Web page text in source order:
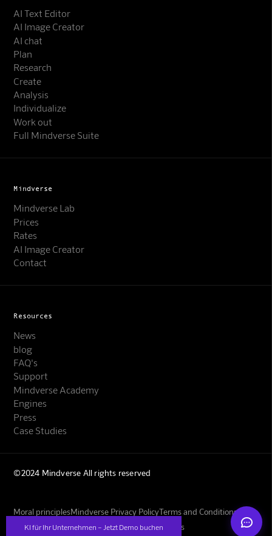
KI für Ihr Unternehmen – Jetzt Demo buchen
Online · KI-Assistent
AI Text Editor
AI Image Creator
AI chat
Plan
Research
Create
Analysis
Individualize
Work out
Full Mindverse Suite
Mindverse
Mindverse Lab
Prices
Rates
AI Image Creator
Contact
Resources
News
blog
FAQ's
Support
Mindverse Academy
Engines
Press
Case Studies
©2024 Mindverse All rights reserved
Moral principlesMindverse Privacy PolicyTerms and Conditions
ImprintGBs for training your own image models